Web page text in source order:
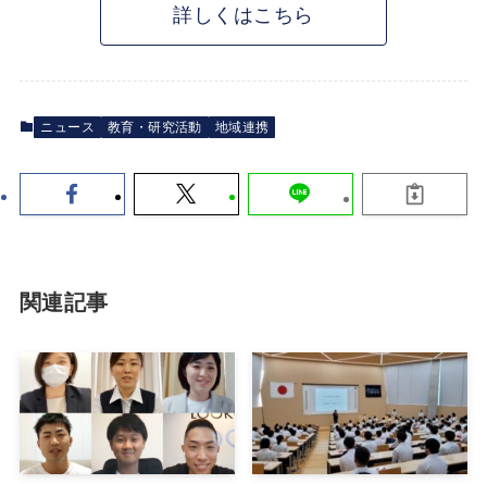
詳しくはこちら
ニュース 教育・研究活動 地域連携
関連記事